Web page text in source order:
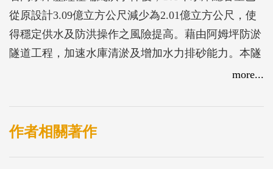
從原設計3.09億立方公尺減少為2.01億立方公尺，使
得穩定供水及防洪操作之風險提高。藉由阿姆坪防淤
隧道工程，加速水庫清淤及增加水力排砂能力。本隧
道於平時作為水庫土石清淤輸送通道，由佈設於隧道
置，於颱洪期間利用該通道排洪水量將沖淤池內可沖
淤料排放至下游河道，不可沖淤料部分則進行標售，
more...
作者相關著作